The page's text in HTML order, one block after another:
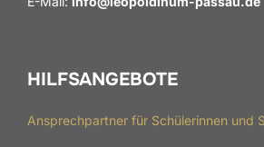
HILFSANGEBOTE
Ansprechpartner für Schülerinnen und